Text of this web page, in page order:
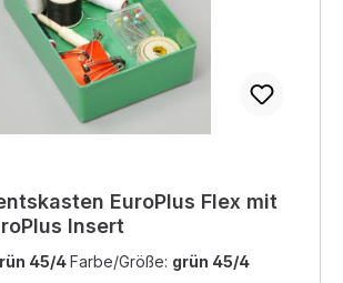
nicht Temperaturen über 50
für gewerbliche
EuroPlus Flex mit
Insert
45/4Farbe/Größe: grün 45/4